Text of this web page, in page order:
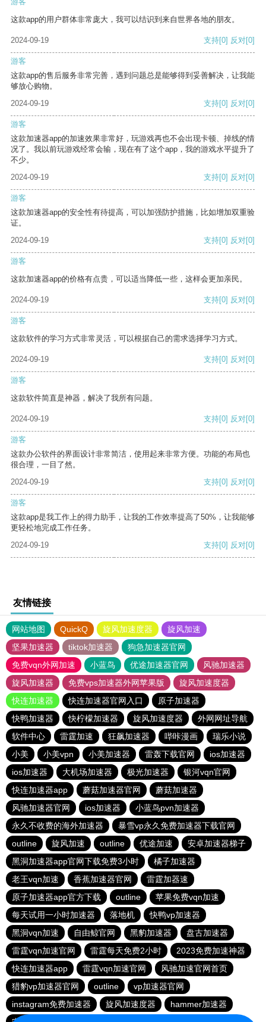
这款app的用户群体非常庞大，我可以结识到来自世界各地的朋友。
2024-09-19 支持[0] 反对[0]
游客
这款app的售后服务非常完善，遇到问题总是能够得到妥善解决，让我能
够放心购物。
2024-09-19
支持[0] 反对[0]
游客
这款加速器app的加速效果非常好，玩游戏再也不会出现卡顿、掉线的情
况了。我以前玩游戏经常会输，现在有了这个app，我的游戏水平提升了
不少。
2024-09-19
支持[0] 反对[0]
游客
这款加速器app的安全性有待提高，可以加强防护措施，比如增加双重验
证。
2024-09-19
支持[0] 反对[0]
游客
这款加速器app的价格有点贵，可以适当降低一些，这样会更加亲民。
2024-09-19 支持[0] 反对[0]
游客
这款软件的学习方式非常灵活，可以根据自己的需求选择学习方式。
2024-09-19 支持[0] 反对[0]
游客
这款软件简直是神器，解决了我所有问题。
2024-09-19 支持[0] 反对[0]
游客
这款办公软件的界面设计非常简洁，使用起来非常方便。功能的布局也
很合理，一目了然。
2024-09-19
支持[0] 反对[0]
游客
这款app是我工作上的得力助手，让我的工作效率提高了50%，让我能够
更轻松地完成工作任务。
2024-09-19
支持[0] 反对[0]
友情链接
网站地图 QuickQ 旋风加速度器
旋风加速
坚果加速器
tiktok加速器
狗急加速器官网
免费vqn外网加速
小蓝鸟 优途加速器官网
风驰加速器
旋风加速器
免费vps加速器外网苹果版
旋风加速度器
快连加速器
快连加速器官网入口
原子加速器
快鸭加速器
快柠檬加速器 旋风加速度器
外网网址导航
软件中心
雷霆加速 狂飙加速器 哔咔漫画
瑞乐小说
小美
小美vpn 小美加速器 雷轰下载官网
ios加速器
ios加速器
大机场加速器 极光加速器
银河vqn官网
快连加速器app
蘑菇加速器官网
蘑菇加速器
风驰加速器官网
ios加速器
小蓝鸟pvn加速器
永久不收费的海外加速器
暴雪vp永久免费加速器下载官网
outline
旋风加速 outline 优途加速
安卓加速器梯子
黑洞加速器app官网下载免费3小时
橘子加速器
老王vqn加速
香蕉加速器官网
雷霆加器速
原子加速器app官方下载
outline
苹果免费vqn加速
每天试用一小时加速器
落地机
快鸭vp加速器
黑洞vqn加速
自由鲸官网 黑豹加速器
盘古加速器
雷霆vqn加速官网
雷霆每天免费2小时
2023免费加速神器
快连加速器app
雷霆vqn加速官网
风驰加速官网首页
猎豹vp加速器官网
outline
vp加速器官网
instagram免费加速器
旋风加速度器
hammer加速器